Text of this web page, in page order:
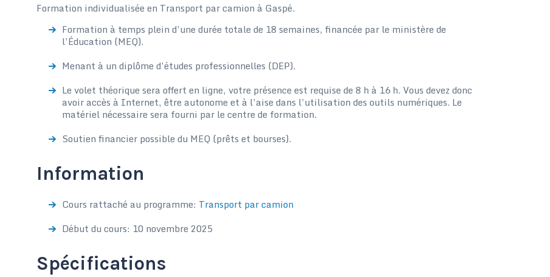
Formation individualisée en Transport par camion à Gaspé.
Formation à temps plein d’une durée totale de 18 semaines, financée par le ministère de
l’Éducation (MEQ).
Menant à un diplôme d’études professionnelles (DEP).
Le volet théorique sera offert en ligne, votre présence est requise de 8 h à 16 h. Vous devez donc
avoir accès à Internet, être autonome et à l’aise dans l’utilisation des outils numériques. Le
matériel nécessaire sera fourni par le centre de formation.
Soutien financier possible du MEQ (prêts et bourses).
Information
Cours rattaché au programme: Transport par camion
Début du cours: 10 novembre 2025
Spécifications